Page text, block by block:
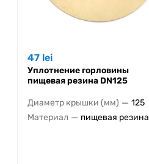
47 lei
Уплотнение горловины
пищевая резина DN125
Диаметр крышки (мм) — 125
Материал — пищевая резина